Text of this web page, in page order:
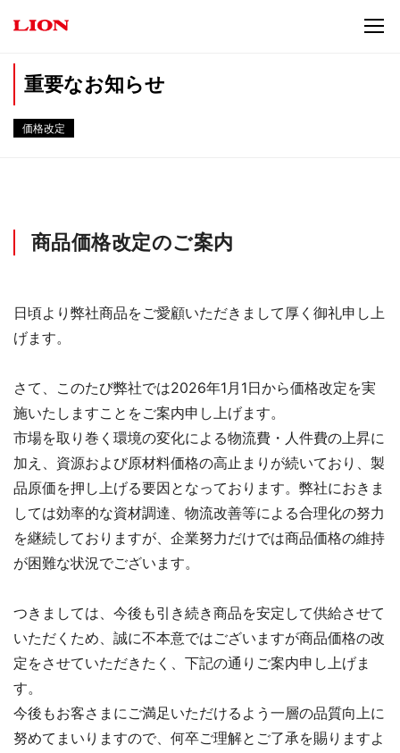
重要なお知らせ
価格改定
商品価格改定のご案内
日頃より弊社商品をご愛顧いただきまして厚く御礼申し上
げます。
さて、このたび弊社では2026年1月1日から価格改定を実
施いたしますことをご案内申し上げます。
市場を取り巻く環境の変化による物流費・人件費の上昇に
加え、資源および原材料価格の高止まりが続いており、製
品原価を押し上げる要因となっております。弊社におきま
しては効率的な資材調達、物流改善等による合理化の努力
を継続しておりますが、企業努力だけでは商品価格の維持
が困難な状況でございます。
つきましては、今後も引き続き商品を安定して供給させて
いただくため、誠に不本意ではございますが商品価格の改
定をさせていただきたく、下記の通りご案内申し上げま
す。
今後もお客さまにご満足いただけるよう一層の品質向上に
努めてまいりますので、何卒ご理解とご了承を賜りますよ